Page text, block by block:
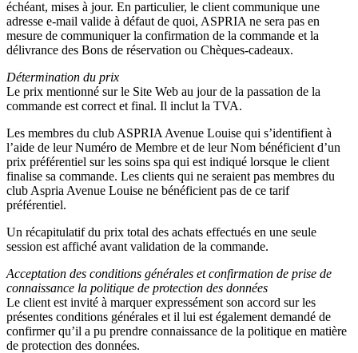
échéant, mises à jour. En particulier, le client communique une
adresse e-mail valide à défaut de quoi, ASPRIA ne sera pas en
mesure de communiquer la confirmation de la commande et la
délivrance des Bons de réservation ou Chèques-cadeaux.
Détermination du prix
Le prix mentionné sur le Site Web au jour de la passation de la
commande est correct et final. Il inclut la TVA.
Les membres du club ASPRIA Avenue Louise qui s’identifient à
l’aide de leur Numéro de Membre et de leur Nom bénéficient d’un
prix préférentiel sur les soins spa qui est indiqué lorsque le client
finalise sa commande. Les clients qui ne seraient pas membres du
club Aspria Avenue Louise ne bénéficient pas de ce tarif
préférentiel.
Un récapitulatif du prix total des achats effectués en une seule
session est affiché avant validation de la commande.
Acceptation des conditions générales et confirmation de prise de
connaissance la politique de protection des données
Le client est invité à marquer expressément son accord sur les
présentes conditions générales et il lui est également demandé de
confirmer qu’il a pu prendre connaissance de la politique en matière
de protection des données.